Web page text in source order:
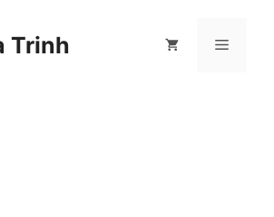
Trinh Menu